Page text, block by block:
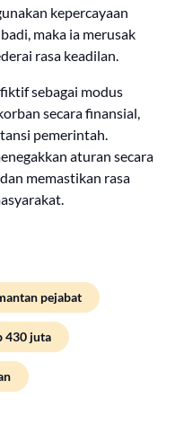
kepercayaan
maka ia merusak
rasa keadilan.
sebagai modus
secara finansial,
pemerintah.
aturan secara
memastikan rasa
pejabat
430 juta